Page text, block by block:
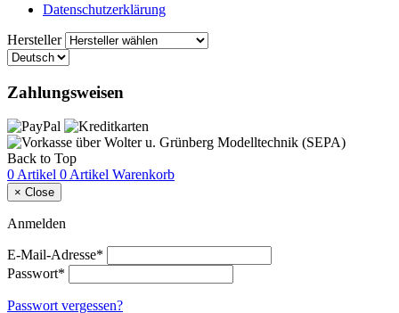
Datenschutzerklärung
Hersteller
Zahlungsweisen
Back to Top
0 Artikel 0 Artikel Warenkorb
× Close
Anmelden
E-Mail-Adresse*
Passwort*
Passwort vergessen?